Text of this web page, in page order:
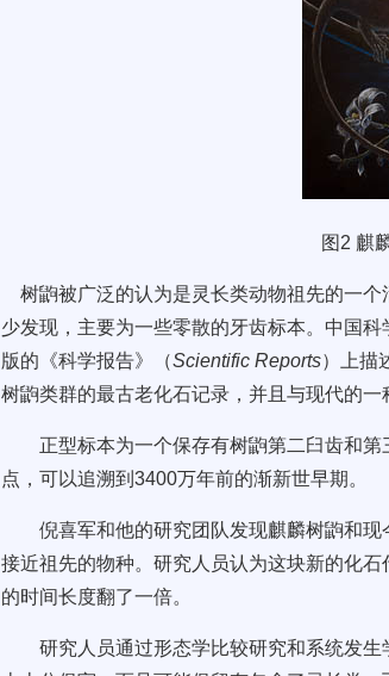
图2 麒
树鼩被广泛的认为是灵长类动物祖先的一个
少发现，主要为一些零散的牙齿标本。中国
版的《科学报告》（Scientific Reports）上描
树鼩类群的最古老化石记录，并且与现代的一
正型标本为一个保存有树鼩第二臼齿和
点，可以追溯到3400万年前的渐新世早期。
倪喜军和他的研究团队发现麒麟树鼩和
接近祖先的物种。研究人员认为这块新的化
的时间长度翻了一倍。
研究人员通过形态学比较研究和系统发